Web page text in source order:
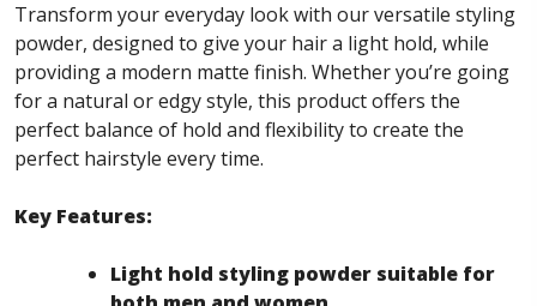
Transform your everyday look with our versatile styling
powder, designed to give your hair a light hold, while
providing a modern matte finish. Whether you’re going
for a natural or edgy style, this product offers the
perfect balance of hold and flexibility to create the
perfect hairstyle every time.
Key Features:
Light hold styling powder suitable for